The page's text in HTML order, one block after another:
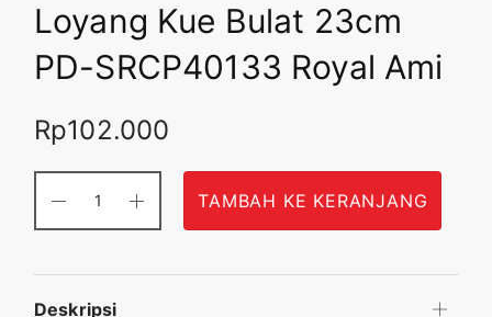
Loyang Kue Bulat 23cm
PD-SRCP40133 Royal Ami
Rp102.000
TAMBAH KE KERANJANG
Deskripsi